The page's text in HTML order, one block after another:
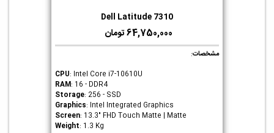
Dell Latitude 7310
64,750,000 تومان
مشخصات:
CPU: Intel Core i7-10610U
RAM: 16 - DDR4
Storage: 256 - SSD
Graphics: Intel Integrated Graphics
Screen: 13.3" FHD Touch Matte | Matte
Weight: 1.3 Kg